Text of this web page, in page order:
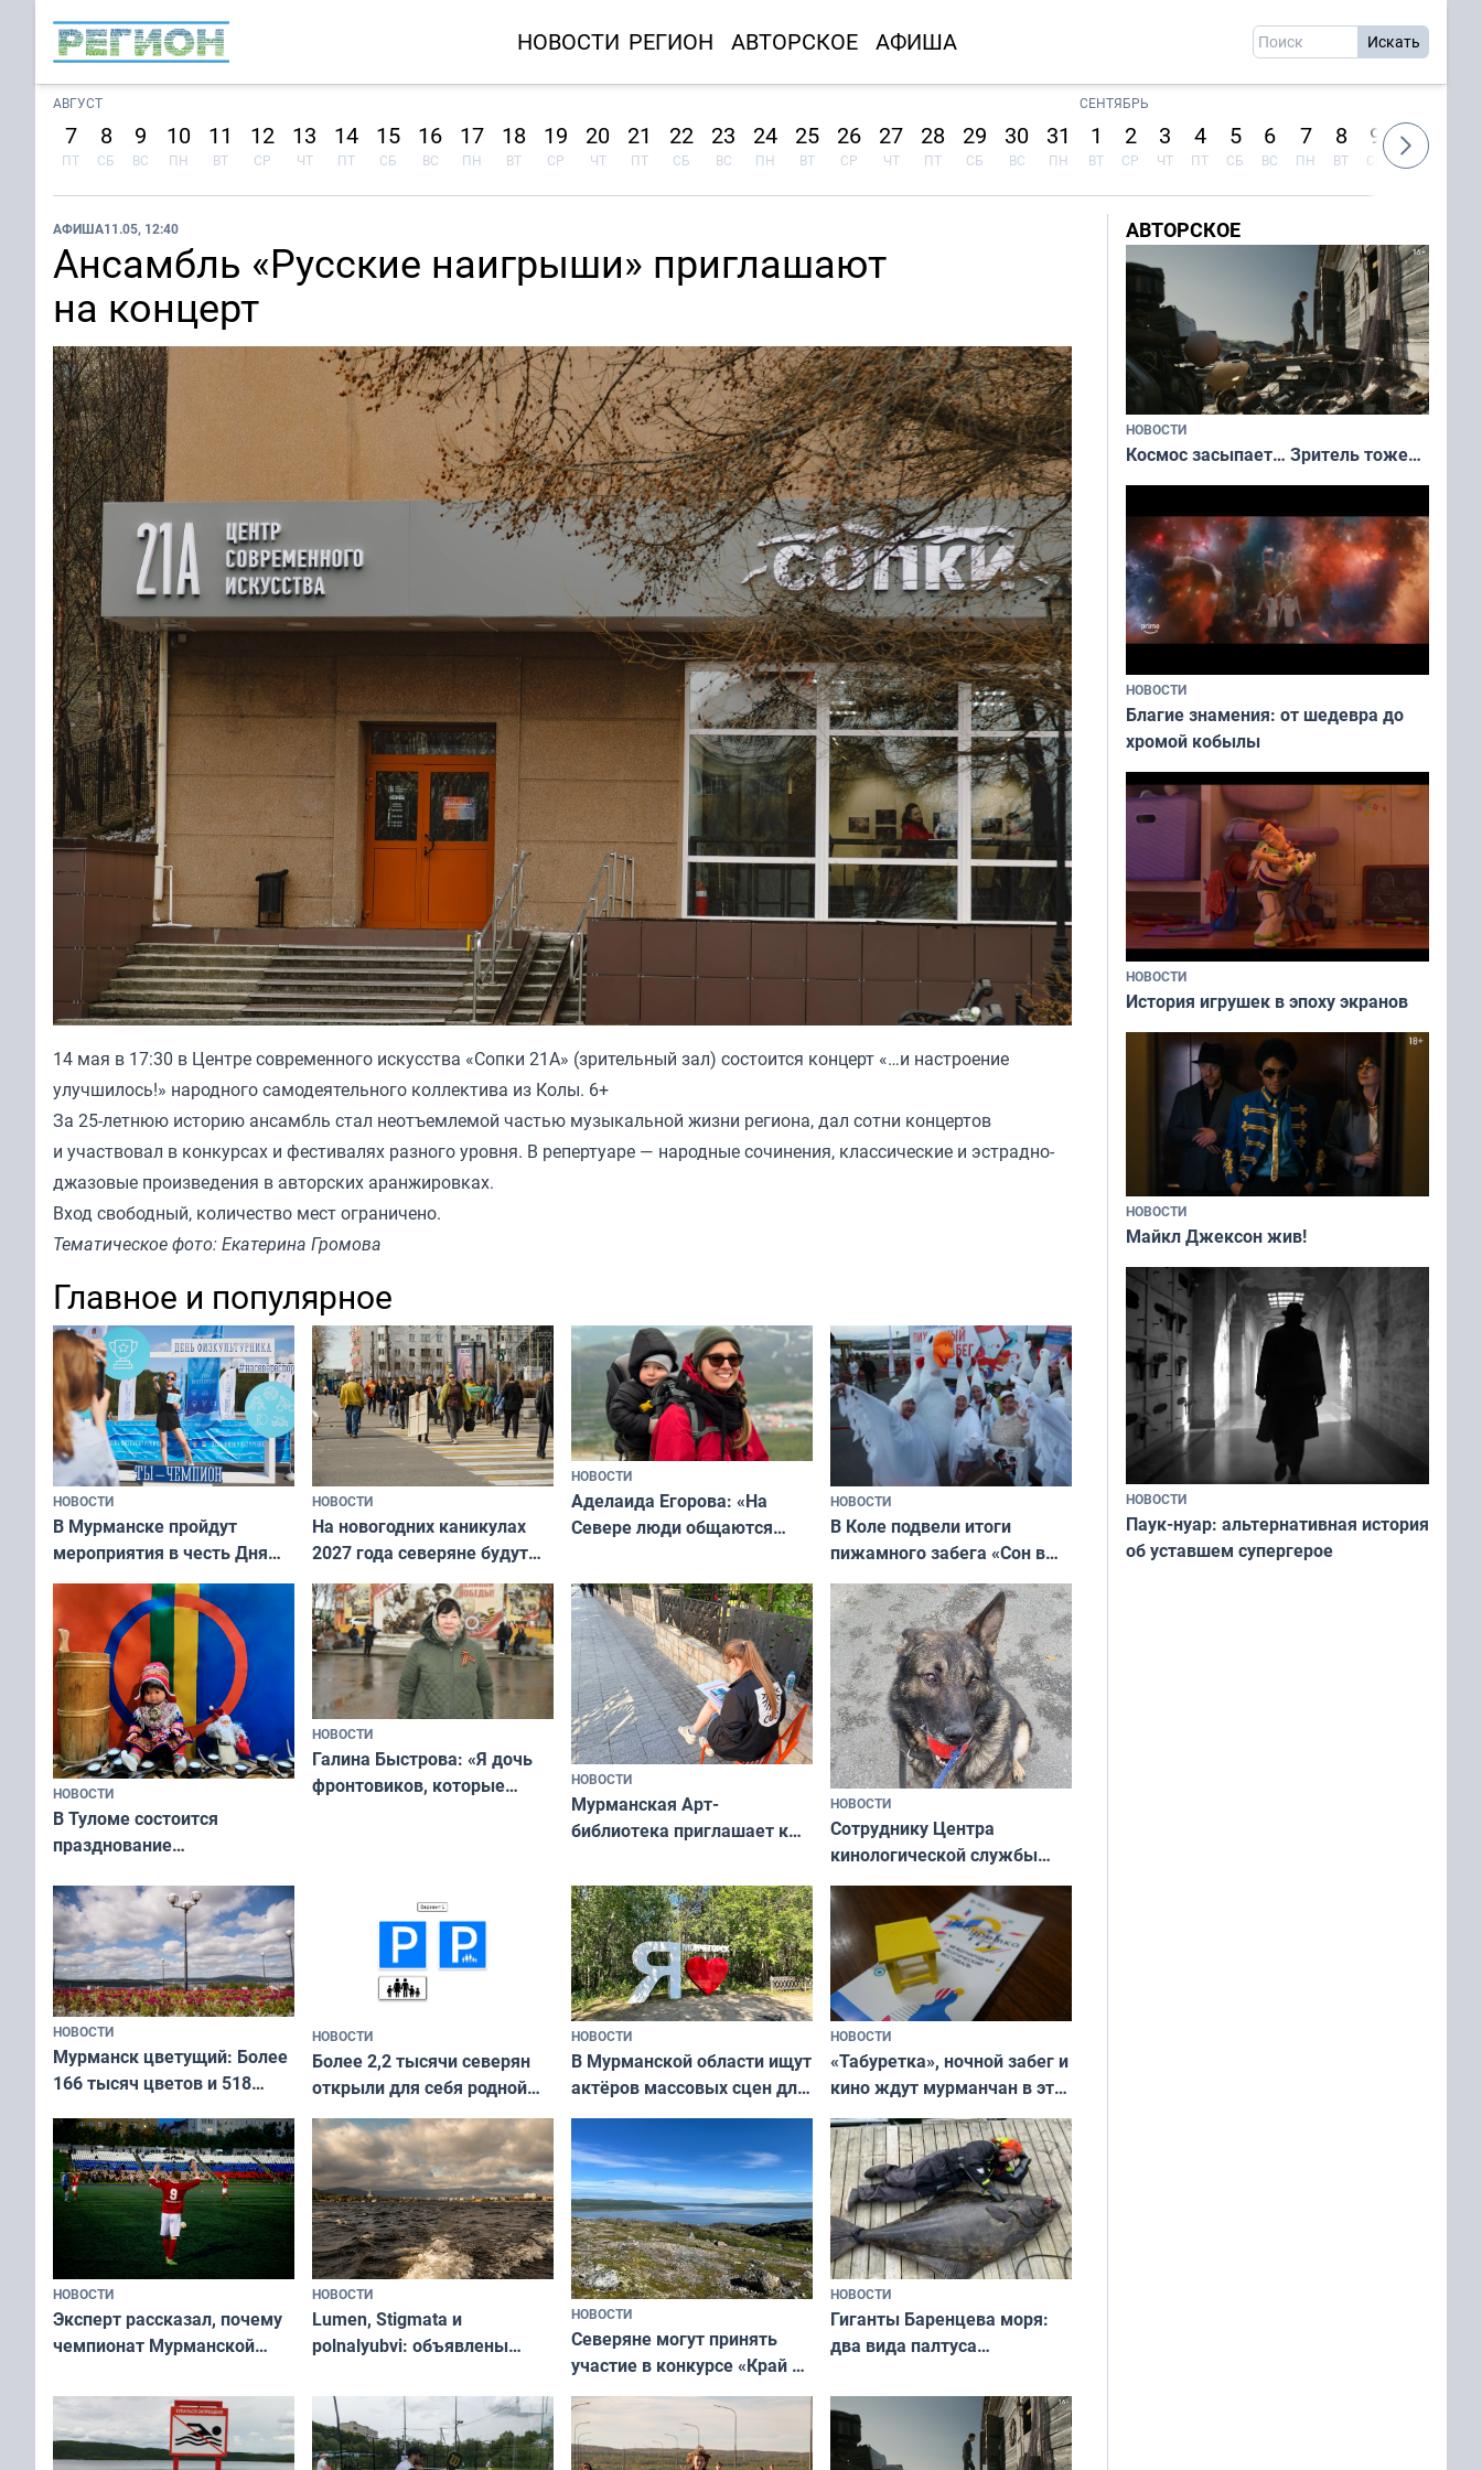
НОВОСТИ РЕГИОН АВТОРСКОЕ АФИША
АВГУСТ
7
ПТ
8
СБ
9
ВС
10
ПН
11
ВТ
12
СР
13
ЧТ
14
ПТ
15
СБ
16
ВС
17
ПН
18
ВТ
19
СР
20
ЧТ
21
ПТ
22
СБ
23
ВС
24
ПН
25
ВТ
26
СР
27
ЧТ
28
ПТ
29
СБ
30
ВС
31
ПН
СЕНТЯБРЬ
1
ВТ
2
СР
3
ЧТ
4
ПТ
5
СБ
6
ВС
7
ПН
8
ВТ
9
СР
10
ЧТ
АФИША11.05, 12:40
Ансамбль «Русские наигрыши» приглашают
на концерт
14 мая в 17:30 в Центре современного искусства «Сопки 21А» (зрительный зал) состоится концерт «…и настроение
улучшилось!» народного самодеятельного коллектива из Колы. 6+
За 25-летнюю историю ансамбль стал неотъемлемой частью музыкальной жизни региона, дал сотни концертов
и участвовал в конкурсах и фестивалях разного уровня. В репертуаре — народные сочинения, классические и эстрадно-
джазовые произведения в авторских аранжировках.
Вход свободный, количество мест ограничено.
Тематическое фото: Екатерина Громова
Главное и популярное
НОВОСТИ
В Мурманске пройдут
мероприятия в честь Дня
физкультурника
НОВОСТИ
На новогодних каникулах
2027 года северяне будут
отдыхать 11 дней
НОВОСТИ
Аделаида Егорова: «На
Севере люди общаются
а потому что
ты им интересен»
НОВОСТИ
В Коле подвели итоги
пижамного забега «Сон в
Олимпийскую ночь»
НОВОСТИ
В Туломе состоится
празднование
коренных народов мира
НОВОСТИ
Галина Быстрова: «Я дочь
фронтовиков, которые
НОВОСТИ
Мурманская Арт-
библиотека приглашает к
и фотографов
НОВОСТИ
Сотруднику Центра
кинологической службы
ищут новый дом
НОВОСТИ
Мурманск цветущий: Более
166 тысяч цветов и 518
НОВОСТИ
Более 2,2 тысячи северян
открыли для себя родной
край в рамках проекта
«Туризм для своих»
НОВОСТИ
В Мурманской области ищут
актёров массовых сцен для
съёмок в
короткометражном фильме
НОВОСТИ
«Табуретка», ночной забег и
кино ждут мурманчан в эти
выходные
НОВОСТИ
Эксперт рассказал, почему
чемпионат Мурманской
незамеченным
НОВОСТИ
Lumen, Stigmata и
polnalyubvi: объявлены
«Имандра» в 2026 года
НОВОСТИ
Северяне могут принять
участие в конкурсе «Край у
северной границы: фотогид
по Печенгскому округу»
НОВОСТИ
Гиганты Баренцева моря:
два вида палтуса
АВТОРСКОЕ
НОВОСТИ
Космос засыпает… Зритель тоже…
НОВОСТИ
Благие знамения: от шедевра до
хромой кобылы
НОВОСТИ
История игрушек в эпоху экранов
НОВОСТИ
Майкл Джексон жив!
НОВОСТИ
Паук-нуар: альтернативная история
об уставшем супергерое